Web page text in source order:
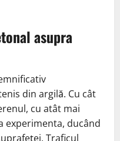
asupra
din argilă. Cu cât
cu atât mai
experimenta, ducând
Traficul